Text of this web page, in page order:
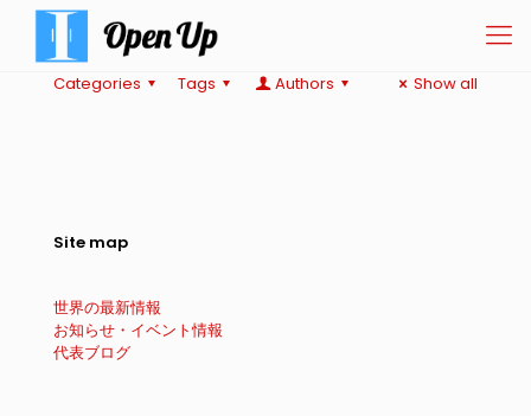
Categories Tags Authors Show all
Site map
世界の最新情報
お知らせ・イベント情報
代表ブログ